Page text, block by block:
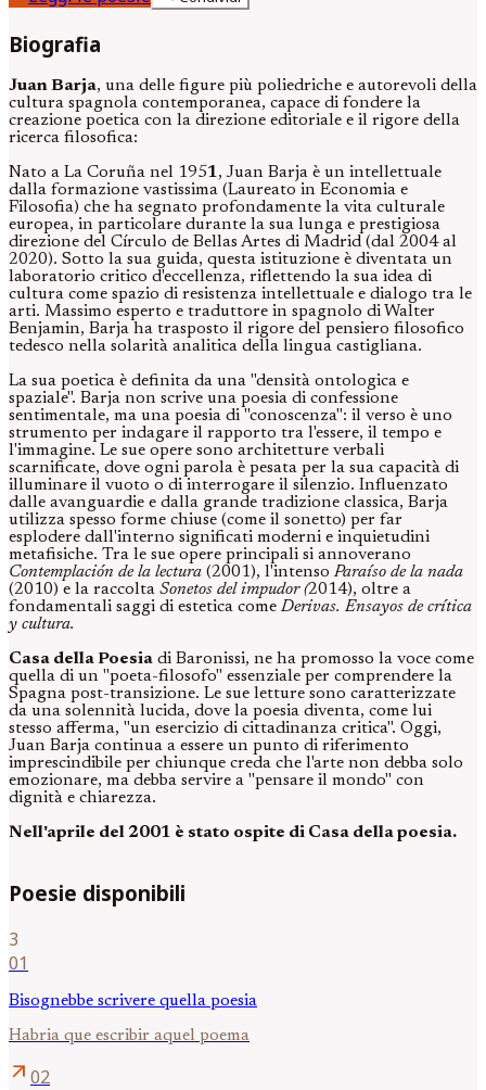
Biografia
Juan Barja, una delle figure più poliedriche e autorevoli della
cultura spagnola contemporanea, capace di fondere la
creazione poetica con la direzione editoriale e il rigore della
ricerca filosofica:
Nato a La Coruña nel 1951, Juan Barja è un intellettuale
dalla formazione vastissima (Laureato in Economia e
Filosofia) che ha segnato profondamente la vita culturale
europea, in particolare durante la sua lunga e prestigiosa
direzione del Círculo de Bellas Artes di Madrid (dal 2004 al
2020). Sotto la sua guida, questa istituzione è diventata un
laboratorio critico d'eccellenza, riflettendo la sua idea di
cultura come spazio di resistenza intellettuale e dialogo tra le
arti. Massimo esperto e traduttore in spagnolo di Walter
Benjamin, Barja ha trasposto il rigore del pensiero filosofico
tedesco nella solarità analitica della lingua castigliana.
La sua poetica è definita da una "densità ontologica e
spaziale". Barja non scrive una poesia di confessione
sentimentale, ma una poesia di "conoscenza": il verso è uno
strumento per indagare il rapporto tra l'essere, il tempo e
l'immagine. Le sue opere sono architetture verbali
scarnificate, dove ogni parola è pesata per la sua capacità di
illuminare il vuoto o di interrogare il silenzio. Influenzato
dalle avanguardie e dalla grande tradizione classica, Barja
utilizza spesso forme chiuse (come il sonetto) per far
esplodere dall'interno significati moderni e inquietudini
metafisiche. Tra le sue opere principali si annoverano
Contemplación de la lectura (2001), l'intenso Paraíso de la nada
(2010) e la raccolta Sonetos del impudor (2014), oltre a
fondamentali saggi di estetica come Derivas. Ensayos de crítica
y cultura.
Casa della Poesia di Baronissi, ne ha promosso la voce come
quella di un "poeta-filosofo" essenziale per comprendere la
Spagna post-transizione. Le sue letture sono caratterizzate
da una solennità lucida, dove la poesia diventa, come lui
stesso afferma, "un esercizio di cittadinanza critica". Oggi,
Juan Barja continua a essere un punto di riferimento
imprescindibile per chiunque creda che l'arte non debba solo
emozionare, ma debba servire a "pensare il mondo" con
dignità e chiarezza.
Nell'aprile del 2001 è stato ospite di Casa della poesia.
Poesie disponibili
3
01
Bisognebbe scrivere quella poesia
Habria que escribir aquel poema
arrow_outward 02